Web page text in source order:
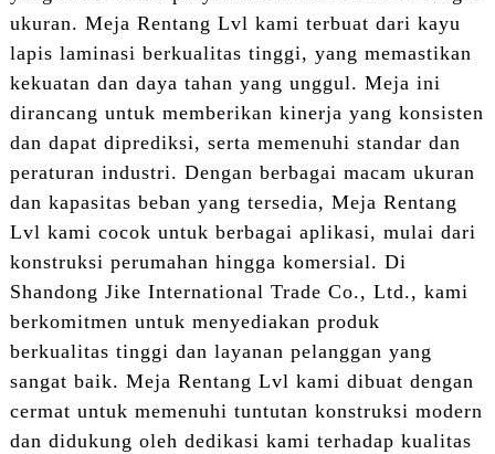
ukuran. Meja Rentang Lvl kami terbuat dari kayu
lapis laminasi berkualitas tinggi, yang memastikan
kekuatan dan daya tahan yang unggul. Meja ini
dirancang untuk memberikan kinerja yang konsisten
dan dapat diprediksi, serta memenuhi standar dan
peraturan industri. Dengan berbagai macam ukuran
dan kapasitas beban yang tersedia, Meja Rentang
Lvl kami cocok untuk berbagai aplikasi, mulai dari
konstruksi perumahan hingga komersial. Di
Shandong Jike International Trade Co., Ltd., kami
berkomitmen untuk menyediakan produk
berkualitas tinggi dan layanan pelanggan yang
sangat baik. Meja Rentang Lvl kami dibuat dengan
cermat untuk memenuhi tuntutan konstruksi modern
dan didukung oleh dedikasi kami terhadap kualitas